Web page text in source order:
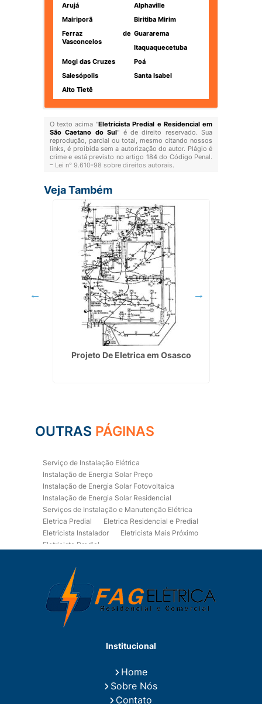
Arujá
Alphaville
Mairiporã
Biritiba Mirim
Ferraz de
Vasconcelos
Guararema
Itaquaquecetuba
Mogi das Cruzes
Poá
Salesópolis
Santa Isabel
Alto Tietê
O texto acima "Eletricista Predial e Residencial em
São Caetano do Sul" é de direito reservado. Sua
reprodução, parcial ou total, mesmo citando nossos
links, é proibida sem a autorização do autor. Plágio é
crime e está previsto no artigo 184 do Código Penal.
– Lei n° 9.610-98 sobre direitos autorais.
Veja Também
Projeto De Eletrica em Osasco
OUTRAS PÁGINAS
Serviço de Instalação Elétrica
Instalação de Energia Solar Preço
Instalação de Energia Solar Fotovoltaica
Instalação de Energia Solar Residencial
Serviços de Instalação e Manutenção Elétrica
Eletrica Predial
Eletrica Residencial e Predial
Eletricista Instalador
Eletricista Mais Próximo
Eletricista Predial
Eletricista Residencial
Eletricista Residencial E Predial
Eletricistas de Manutenção
Empresa de Instalações Elétricas
Empresa de Manutenção Eletrica
Empresa de Prestação de Serviços Eletricos
Fiação para Instalação Eletrica Residencial
Instalação de Energia Solar Residencial Preço
Instalação de Painel Solar
Instalação de Placa Solar
Institucional
Home
Sobre Nós
Contato